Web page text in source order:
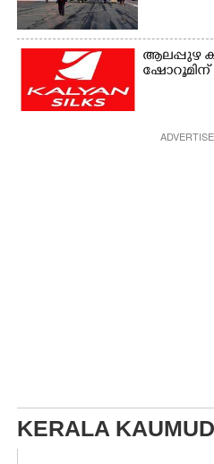
ആലപ്പുഴ
ഷോറൂമിന്
KERALA